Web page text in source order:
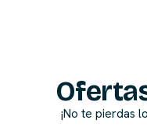
¡No te pierdas